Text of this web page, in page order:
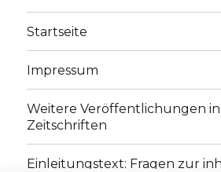
Startseite
Impressum
Weitere Veröffentlichungen
Zeitschriften
Einleitungstext: Fragen zur